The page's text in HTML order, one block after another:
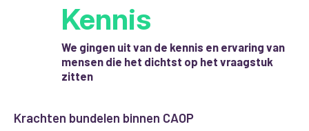
Kennis
We gingen uit van de kennis en ervaring van
mensen die het dichtst op het vraagstuk
zitten
Krachten bundelen binnen CAOP